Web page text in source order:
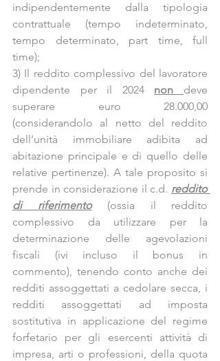
indipendentemente dalla tipologia
contrattuale (tempo indeterminato,
tempo determinato, part time, full
time);
3) Il reddito complessivo del lavoratore
dipendente per il 2024 non deve
superare euro 28.000,00
(considerandolo al netto del reddito
dell’unità immobiliare adibita ad
abitazione principale e di quello delle
relative pertinenze). A tale proposito si
prende in considerazione il c.d. reddito
di riferimento
(ossia il reddito
complessivo da utilizzare per la
determinazione delle agevolazioni
fiscali (ivi incluso il bonus in
commento), tenendo conto anche dei
redditi assoggettati a cedolare secca, i
redditi assoggettati ad imposta
sostitutiva in applicazione del regime
forfetario per gli esercenti attività di
impresa, arti o professioni, della quota